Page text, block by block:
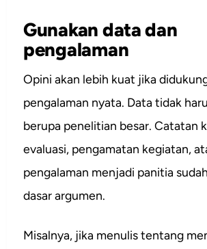
Gunakan data dan
pengalaman
Opini akan lebih kuat jika
pengalaman nyata. Data tidak
berupa penelitian besar. Catatan
evaluasi, pengamatan kegiatan,
pengalaman menjadi panitia
dasar argumen.
Misalnya, jika menulis tentang